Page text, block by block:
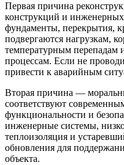
Первая причина
конструкций и
фундаменты, перекрытия,
подвергаются нагрузкам,
температурным перепадам
процессам. Если не
привести к аварийным
Вторая причина —
соответствуют
функциональности и
инженерные системы,
теплоизоляция и
обновления для
объекта.